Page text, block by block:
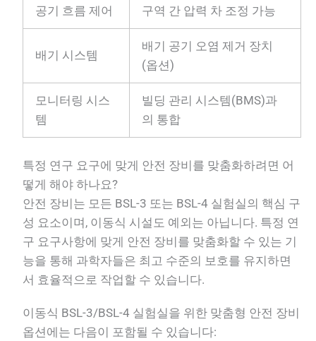
공기 흐름 제어 구역 간 압력 차 조정 가능
배기 시스템
배기 공기 오염 제거 장치
(옵션)
모니터링 시스
템
빌딩 관리 시스템(BMS)과
의 통합
특정 연구 요구에 맞게 안전 장비를 맞춤화하려면 어
떻게 해야 하나요?
안전 장비는 모든 BSL-3 또는 BSL-4 실험실의 핵심 구
성 요소이며, 이동식 시설도 예외는 아닙니다. 특정 연
구 요구사항에 맞게 안전 장비를 맞춤화할 수 있는 기
능을 통해 과학자들은 최고 수준의 보호를 유지하면
서 효율적으로 작업할 수 있습니다.
이동식 BSL-3/BSL-4 실험실을 위한 맞춤형 안전 장비
옵션에는 다음이 포함될 수 있습니다: